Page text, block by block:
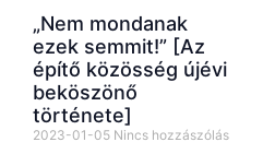
„Nem mondanak
ezek semmit!” [Az
építő közösség újévi
beköszönő
története]
2023-01-05 Nincs hozzászólás